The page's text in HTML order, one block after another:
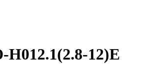
12)E